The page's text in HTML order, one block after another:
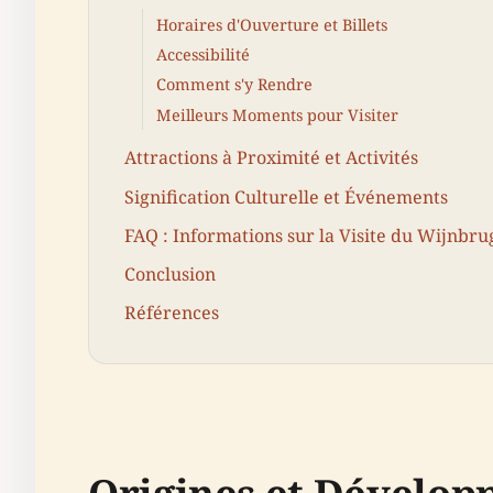
Horaires d'Ouverture et Billets
Accessibilité
Comment s'y Rendre
Meilleurs Moments pour Visiter
Attractions à Proximité et Activités
Signification Culturelle et Événements
FAQ : Informations sur la Visite du
Conclusion
Références